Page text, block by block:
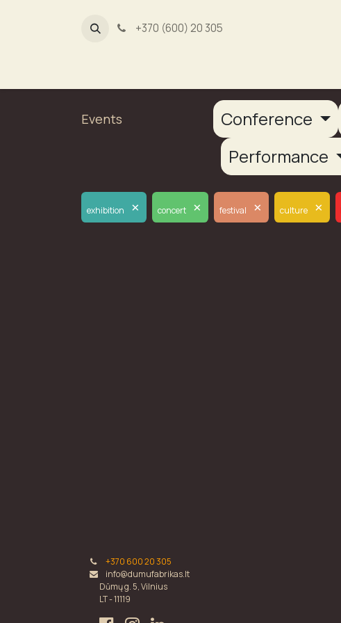
+370 (600) 20 305
Events Conference
Performance
exhibition × concert × festival × culture ×
+370 600 20 305
info@dumufabrikas.lt
Dūmų g. 5, Vilnius
LT - 11119